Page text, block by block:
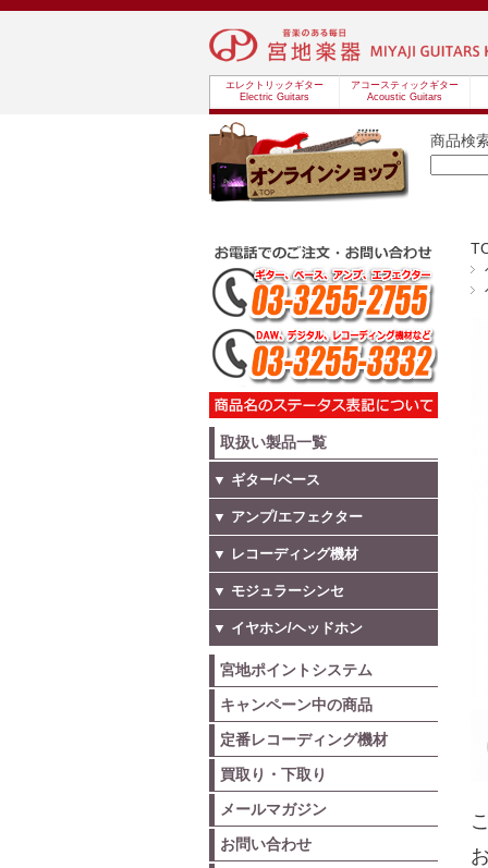
エレクトリックギター
Electric Guitars
アコースティックギター
Acoustic Guitars
商品検
取扱い製品一覧
▼ ギター/ベース
▼ アンプ/エフェクター
▼ レコーディング機材
▼ モジュラーシンセ
▼ イヤホン/ヘッドホン
宮地ポイントシステム
キャンペーン中の商品
定番レコーディング機材
買取り・下取り
メールマガジン
お問い合わせ